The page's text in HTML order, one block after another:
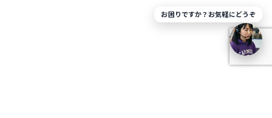
お困りですか？お気軽にどうぞ